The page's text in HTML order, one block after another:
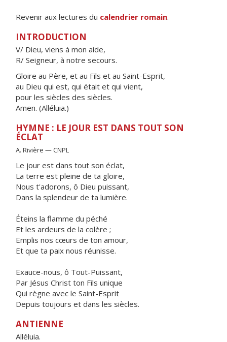
Revenir aux lectures du calendrier romain.
INTRODUCTION
V/ Dieu, viens à mon aide,
R/ Seigneur, à notre secours.
Gloire au Père, et au Fils et au Saint-Esprit,
au Dieu qui est, qui était et qui vient,
pour les siècles des siècles.
Amen. (Alléluia.)
HYMNE : LE JOUR EST DANS TOUT SON
ÉCLAT
A. Rivière — CNPL
Le jour est dans tout son éclat,
La terre est pleine de ta gloire,
Nous t'adorons, ô Dieu puissant,
Dans la splendeur de ta lumière.
Éteins la flamme du péché
Et les ardeurs de la colère ;
Emplis nos cœurs de ton amour,
Et que ta paix nous réunisse.
Exauce-nous, ô Tout-Puissant,
Par Jésus Christ ton Fils unique
Qui règne avec le Saint-Esprit
Depuis toujours et dans les siècles.
ANTIENNE
Alléluia.